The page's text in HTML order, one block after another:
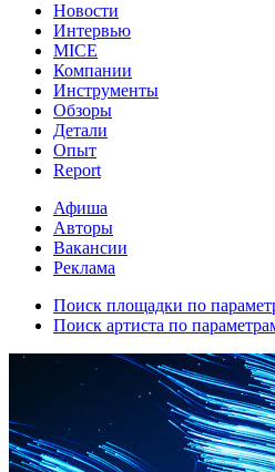
Новости
Интервью
MICE
Компании
Инструменты
Обзоры
Детали
Опыт
Report
Афиша
Авторы
Вакансии
Реклама
Поиск площадки по
Поиск артиста по